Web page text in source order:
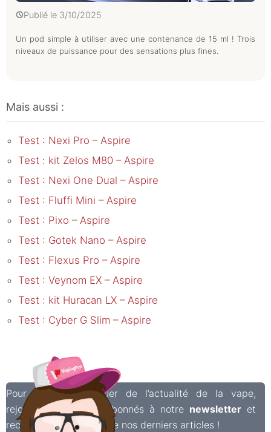
Publié le 3/10/2025
Un pod simple à utiliser avec une contenance de 15 ml ! Trois
niveaux de puissance pour des sensations plus fines.
Mais aussi :
Test : Nexi Pro – Aspire
Test : kit Zelos M80 – Aspire
Test : Nexi One Dual – Aspire
Test : Fluffi Mini – Aspire
Test : Pixo – Aspire
Test : Gotek Nano – Aspire
Test : Flexus Pro – Aspire
Test : Veynom EX – Aspire
Test : kit Huracan LX – Aspire
Test : Cyber G Slim – Aspire
Pour ne rien manquer de l’actualité de la vape,
rejoignez les 6 000 abonnés à notre newsletter et
recevez chaque semaine nos derniers articles !